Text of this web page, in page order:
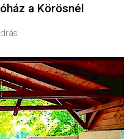
a Körösnél